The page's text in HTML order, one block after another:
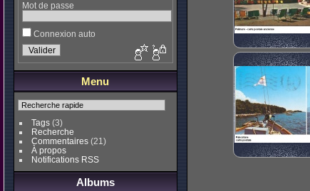
Mot de passe
Connexion auto
Menu
Tags(3)
Recherche
Commentaires(21)
À propos
Notifications RSS
Albums